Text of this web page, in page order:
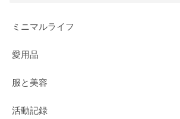
ミニマルライフ
愛用品
服と美容
活動記録